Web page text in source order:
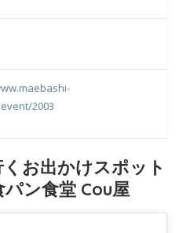
2003
お出かけスポット
ン食堂 Cou屋